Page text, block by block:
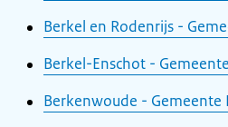
Berkel en Rodenrijs -
Berkel-Enschot -
Berkenwoude -